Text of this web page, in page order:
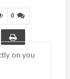
0
on you